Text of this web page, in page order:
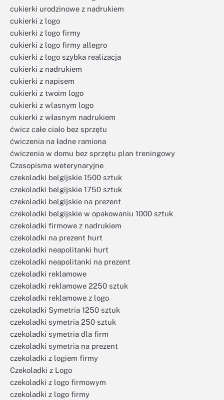
cukierki urodzinowe z nadrukiem
cukierki z logo
cukierki z logo firmy
cukierki z logo firmy allegro
cukierki z logo szybka realizacja
cukierki z nadrukiem
cukierki z napisem
cukierki z twoim logo
cukierki z wlasnym logo
cukierki z własnym nadrukiem
ćwicz całe ciało bez sprzętu
ćwiczenia na ładne ramiona
ćwiczenia w domu bez sprzętu plan treningowy
Czasopisma weterynaryjne
czekoladki belgijskie 1500 sztuk
czekoladki belgijskie 1750 sztuk
czekoladki belgijskie na prezent
czekoladki belgijskie w opakowaniu 1000 sztuk
czekoladki firmowe z nadrukiem
czekoladki na prezent hurt
czekoladki neapolitanki hurt
czekoladki neapolitanki na prezent
czekoladki reklamowe
czekoladki reklamowe 2250 sztuk
czekoladki reklamowe z logo
czekoladki Symetria 1250 sztuk
czekoladki symetria 250 sztuk
czekoladki symetria dla firm
czekoladki symetria na prezent
czekoladki z logiem firmy
Czekoladki z Logo
czekoladki z logo firmowym
czekoladki z logo firmy